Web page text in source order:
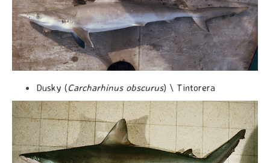
Dusky (Carcharhinus obscurus) \ Tintorera